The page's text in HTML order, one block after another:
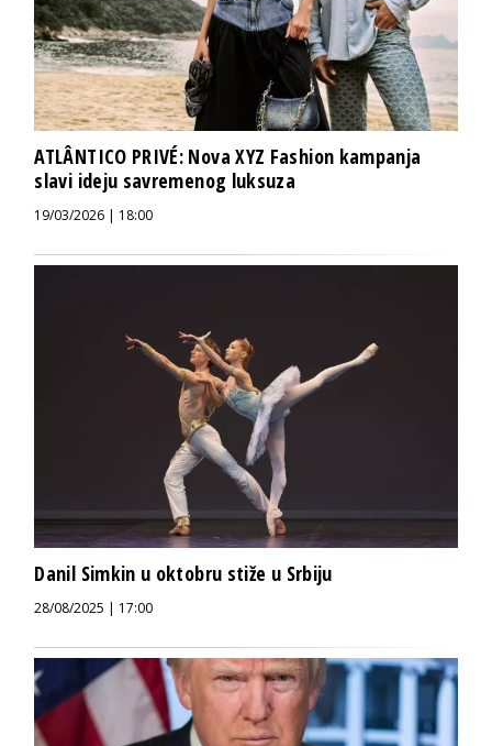
ATLÂNTICO PRIVÉ: Nova XYZ Fashion kampanja
slavi ideju savremenog luksuza
19/03/2026 | 18:00
Danil Simkin u oktobru stiže u Srbiju
28/08/2025 | 17:00